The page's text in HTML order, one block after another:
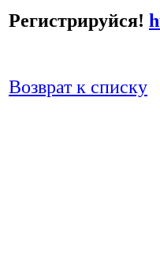
Регистрируйся!
Возврат к списку